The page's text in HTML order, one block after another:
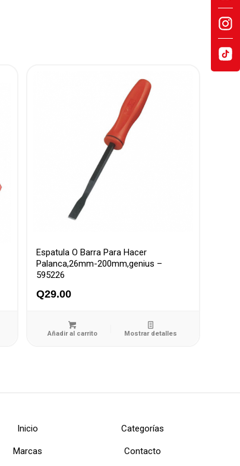
Espatula O Barra Para Hacer
Palanca,26mm-200mm,genius –
595226
Q29.00
Añadir al carrito Mostrar detalles
Inicio Categorías
Marcas Contacto